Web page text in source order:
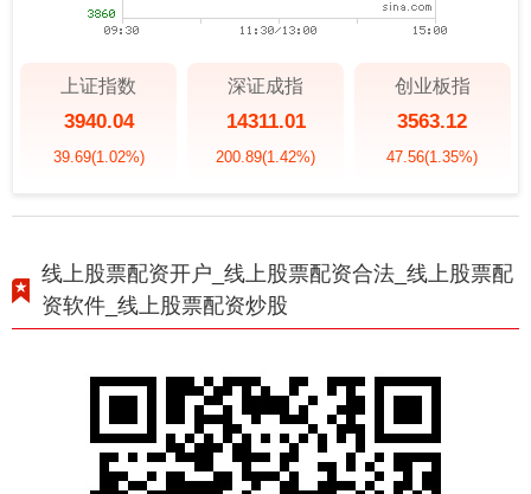
上证指数
3940.04
39.69(1.02%)
深证成指
14311.01
200.89(1.42%)
创业板指
3563.12
47.56(1.35%)
线上股票配资开户_线上股票配资合法_线上股票配
资软件_线上股票配资炒股